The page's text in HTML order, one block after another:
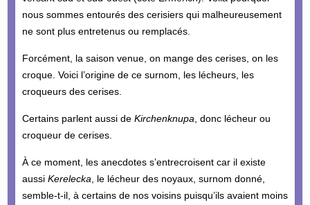
nous sommes entourés des cerisiers qui malheureusement
ne sont plus entretenus ou remplacés.
Forcément, la saison venue, on mange des cerises, on les
croque. Voici l’origine de ce surnom, les lécheurs, les
croqueurs des cerises.
Certains parlent aussi de Kirchenknupa , donc lécheur ou
croqueur de cerises.
À ce moment, les anecdotes s’entrecroisent car il existe
aussi Kerelecka , le lécheur des noyaux, surnom donné,
semble-t-il, à certains de nos voisins puisqu’ils avaient moins